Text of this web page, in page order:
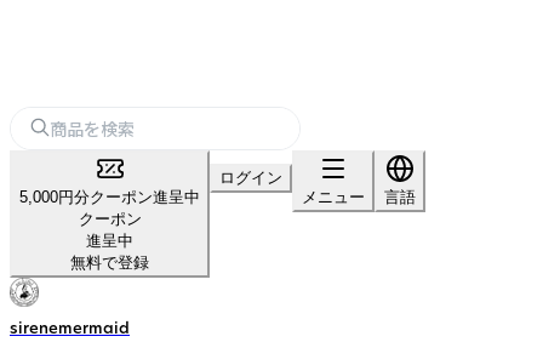
5,000円分クーポン進呈中
クーポン
進呈中
無料で登録
ログイン
メニュー
言語
sirenemermaid